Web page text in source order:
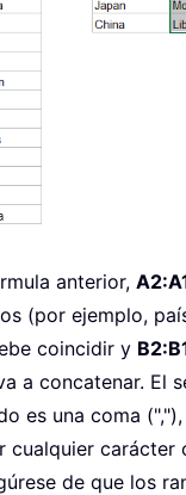
anterior,
(por ejemplo,
coincidir y
a concatenar. El
es una coma
cualquier carácter
de que los